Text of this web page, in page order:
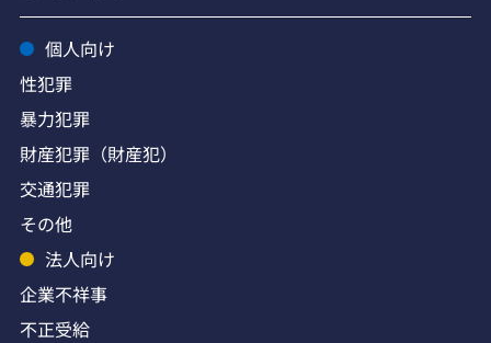
個人向け
性犯罪
暴力犯罪
財産犯罪（財産犯）
交通犯罪
その他
法人向け
企業不祥事
不正受給